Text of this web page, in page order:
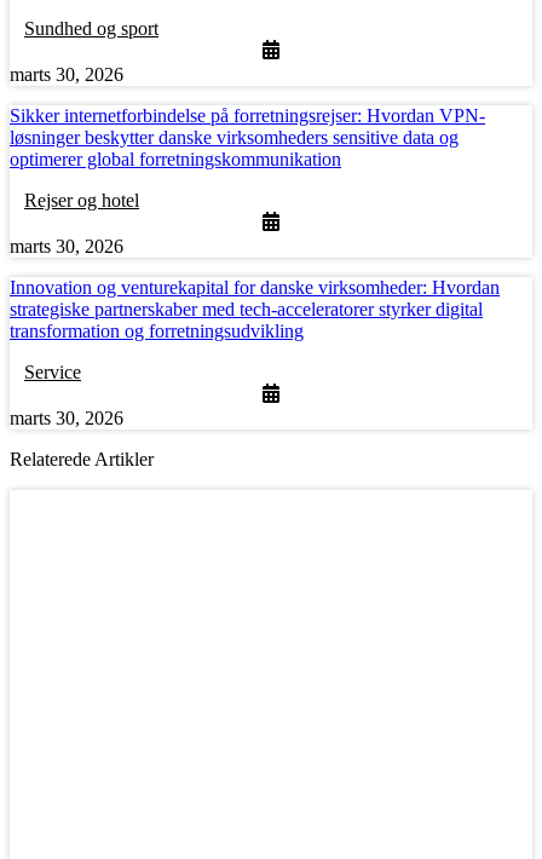
Sundhed og sport
marts 30, 2026
Sikker internetforbindelse på forretningsrejser: Hvordan VPN-
løsninger beskytter danske virksomheders sensitive data og
optimerer global forretningskommunikation
Rejser og hotel
marts 30, 2026
Innovation og venturekapital for danske virksomheder: Hvordan
strategiske partnerskaber med tech-acceleratorer styrker digital
transformation og forretningsudvikling
Service
marts 30, 2026
Relaterede Artikler